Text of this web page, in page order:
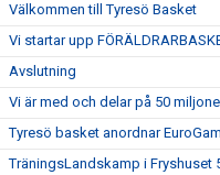
Välkommen till Tyresö Basket
Vi startar upp
Avslutning
Vi är med och delar på 50
Tyresö basket anordnar
TräningsLandskamp i Fryshuset